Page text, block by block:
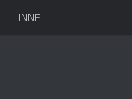
INNE